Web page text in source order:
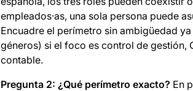
empleados·as, una sola persona puede
Encuadre el perímetro sin ambigüedad
géneros) si el foco es control de
contable.
Pregunta 2: ¿Qué perímetro exacto? En